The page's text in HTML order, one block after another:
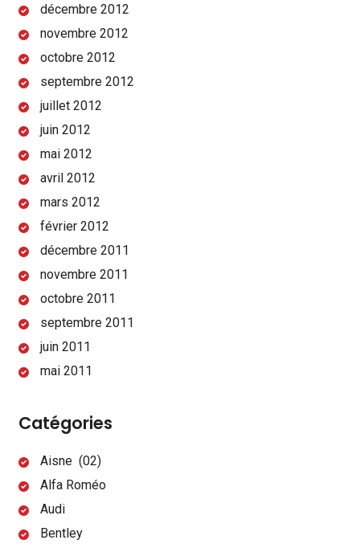
décembre 2012
novembre 2012
octobre 2012
septembre 2012
juillet 2012
juin 2012
mai 2012
avril 2012
mars 2012
février 2012
décembre 2011
novembre 2011
octobre 2011
septembre 2011
juin 2011
mai 2011
Catégories
Aisne (02)
Alfa Roméo
Audi
Bentley